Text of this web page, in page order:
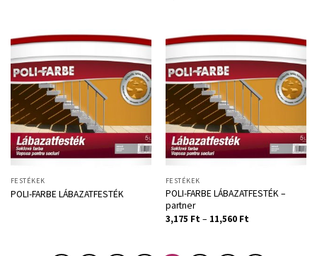
FESTÉKEK
POLI-FARBE LÁBAZATFESTÉK
FESTÉKEK
POLI-FARBE LÁBAZATFESTÉK –
partner
3,175 Ft – 11,560 Ft